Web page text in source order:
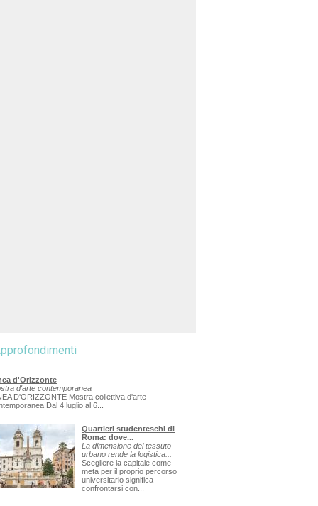
d'Orizzonte
d'arte contemporanea
D'ORIZZONTE Mostra collettiva d'arte
Dal 4 luglio al 6...
Quartieri studenteschi di
Roma: dove...
La dimensione del tessuto
urbano rende la logistica...
Scegliere la capitale come
meta per il proprio percorso
universitario significa
confrontarsi con...